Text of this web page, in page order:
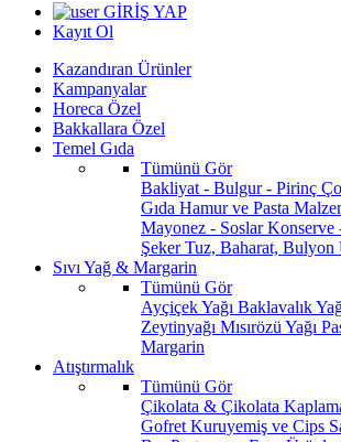
GİRİŞ YAP
Kayıt Ol
Kazandıran Ürünler
Kampanyalar
Horeca Özel
Bakkallara Özel
Temel Gıda
Tümünü Gör
Bakliyat - Bulgur - Pirinç
Gıda Hamur ve Pasta
Mayonez - SoslarKonserve
ŞekerTuz, Baharat, Bulyon
Sıvı Yağ & Margarin
Tümünü Gör
Ayçiçek Yağı Baklavalık
Zeytinyağı Mısırözü Yağı
Margarin
Atıştırmalık
Tümünü Gör
Çikolata & Çikolata
Gofret Kuruyemiş ve Cips